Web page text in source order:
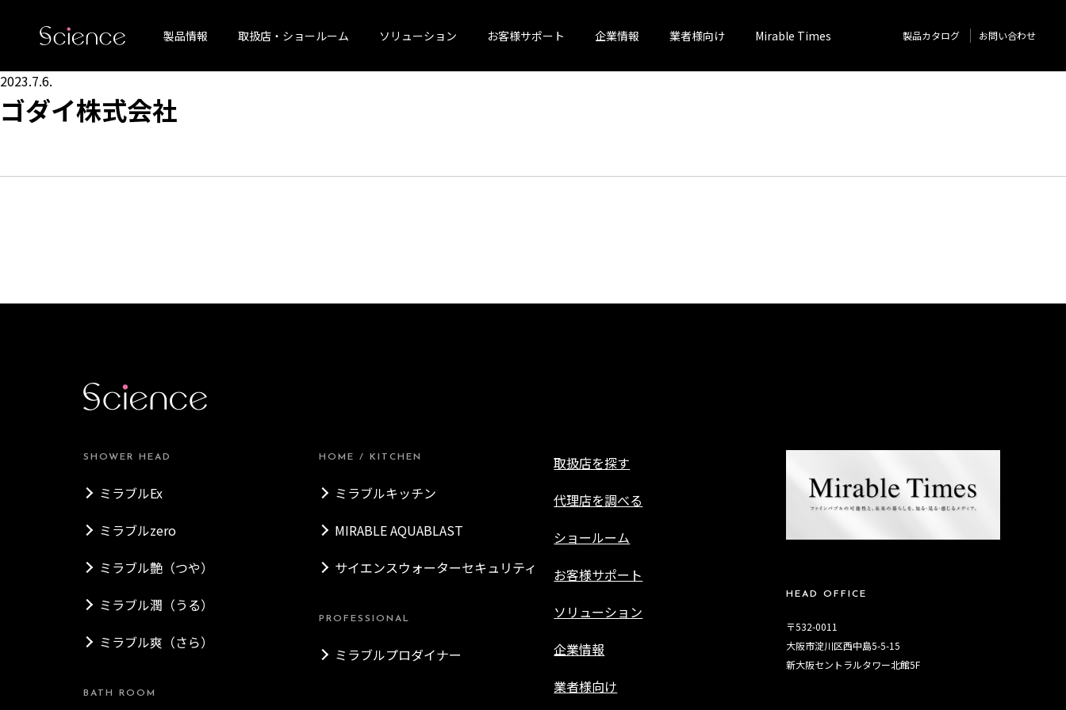
製品情報 取扱店・ショールーム ソリューション お客様サポート 企業情報 業者様向け Mirable Times 製品カタログ お問い合わせ
2023.7.6.
ゴダイ株式会社
SHOWER HEAD
ミラブルEx
ミラブルzero
ミラブル艶（つや）
ミラブル潤（うる）
ミラブル爽（さら）
BATH ROOM
HOME / KITCHEN
ミラブルキッチン
MIRABLE AQUABLAST
サイエンスウォーターセキュリティ
PROFESSIONAL
ミラブルプロダイナー
取扱店を探す
代理店を調べる
ショールーム
お客様サポート
ソリューション
企業情報
業者様向け
HEAD OFFICE
〒532-0011
大阪市淀川区西中島5-5-15
新大阪セントラルタワー北館5F